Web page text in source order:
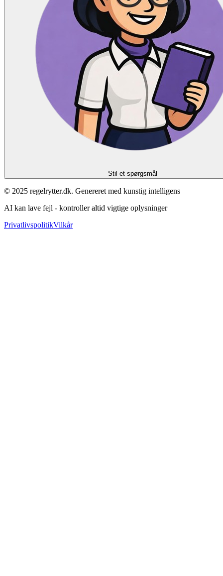
Stil et spørgsmål
© 2025 regelrytter.dk. Genereret med kunstig intelligens
AI kan lave fejl - kontroller altid vigtige oplysninger
PrivatlivspolitikVilkår